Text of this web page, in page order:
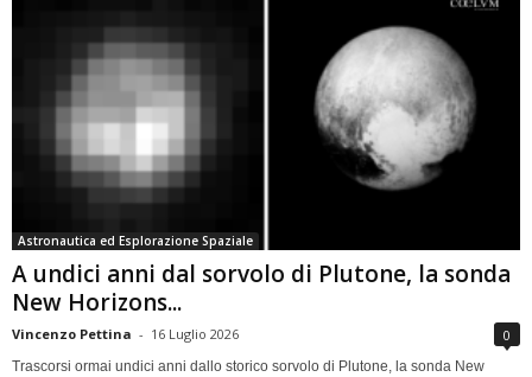
Astronautica ed Esplorazione Spaziale
A undici anni dal sorvolo di Plutone, la sonda
New Horizons...
Vincenzo Pettina - 16 Luglio 2026 0
Trascorsi ormai undici anni dallo storico sorvolo di Plutone, la sonda New